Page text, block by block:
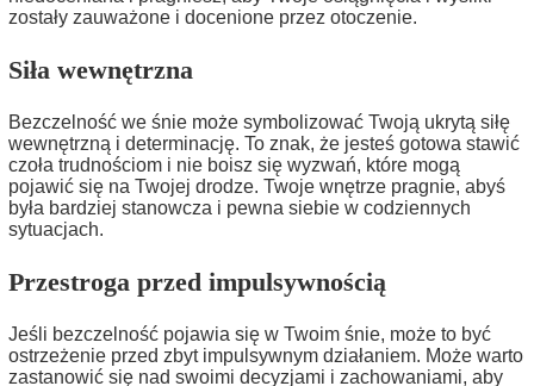
zostały zauważone i docenione przez otoczenie.
Siła wewnętrzna
Bezczelność we śnie może symbolizować Twoją ukrytą siłę
wewnętrzną i determinację. To znak, że jesteś gotowa stawić
czoła trudnościom i nie boisz się wyzwań, które mogą
pojawić się na Twojej drodze. Twoje wnętrze pragnie, abyś
była bardziej stanowcza i pewna siebie w codziennych
sytuacjach.
Przestroga przed impulsywnością
Jeśli bezczelność pojawia się w Twoim śnie, może to być
ostrzeżenie przed zbyt impulsywnym działaniem. Może warto
zastanowić się nad swoimi decyzjami i zachowaniami, aby